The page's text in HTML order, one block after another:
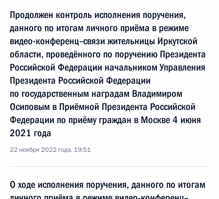
Продолжен контроль исполнения поручения,
данного по итогам личного приёма в режиме
видео-конференц–связи жительницы Иркутской
области, проведённого по поручению Президента
Российской Федерации начальником Управления
Президента Российской Федерации
по государственным наградам Владимиром
Осиповым в Приёмной Президента Российской
Федерации по приёму граждан в Москве 4 июня
2021 года
22 ноября 2022 года, 19:51
О ходе исполнения поручения, данного по итогам